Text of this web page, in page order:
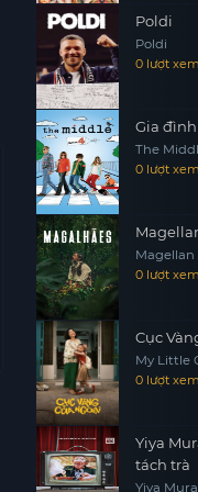
Poldi
Poldi
0 lượt xem
Gia
The
0 lượt xem
Magellan
0 lượt xem
Cục
My Little
0 lượt xem
Yiya
tách trà
Yiya